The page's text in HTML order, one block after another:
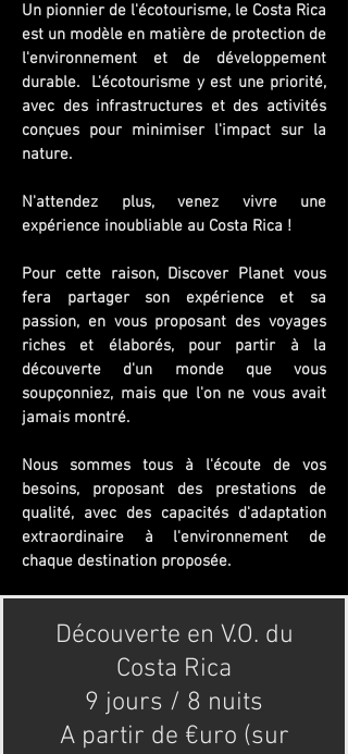
Un pionnier de l'écotourisme, le Costa Rica
est un modèle en matière de protection de
l'environnement et de développement
durable. L'écotourisme y est une priorité,
avec des infrastructures et des activités
conçues pour minimiser l'impact sur la
nature.
N'attendez plus, venez vivre une
expérience inoubliable au Costa Rica !
Pour cette raison, Discover Planet vous
fera partager son expérience et sa
passion, en vous proposant des voyages
riches et élaborés, pour partir à la
découverte d'un monde que vous
soupçonniez, mais que l'on ne vous avait
jamais montré.
Nous sommes tous à l'écoute de vos
besoins, proposant des prestations de
qualité, avec des capacités d'adaptation
extraordinaire à l'environnement de
chaque destination proposée.
Découverte en V.O. du
Costa Rica
9 jours / 8 nuits
A partir de €uro (sur